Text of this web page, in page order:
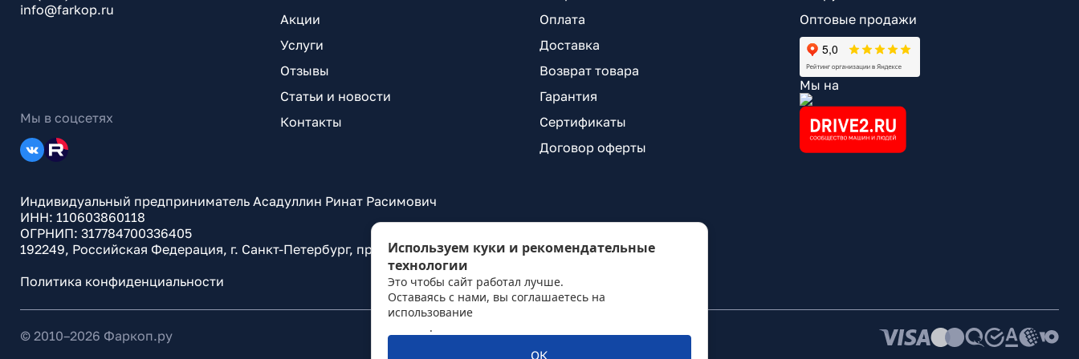
info@farkop.ru
Мы в соцсетях
Акции
Услуги
Отзывы
Статьи и новости
Контакты
Оплата
Доставка
Возврат товара
Гарантия
Сертификаты
Договор оферты
Оптовые продажи
Мы на
Индивидуальный предприниматель Асадуллин Ринат Расимович
ИНН: 110603860118
ОГРНИП: 317784700336405
192249, Российская Федерация, г. Санкт-Петербург, проспект Александровской Фермы, д. 29, лит. ВГ
Политика конфиденциальности
© 2010–2026 Фаркоп.ру
Используем куки и рекомендательные
технологии
Это чтобы сайт работал лучше.
Оставаясь с нами, вы соглашаетесь на
использование
.
ОК